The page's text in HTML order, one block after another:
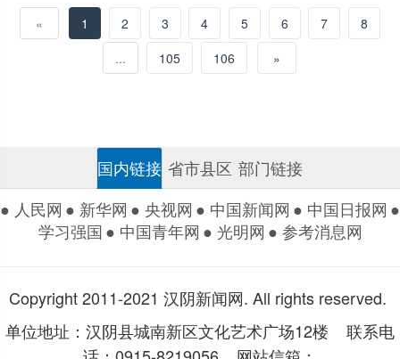
« 1 2 3 4 5 6 7
8
...
105 106 »
国内链接 省市县区 部门链接
● 人民网 ● 新华网 ● 央视网 ● 中国新闻网 ● 中国日报网 ●
学习强国● 中国青年网 ● 光明网 ● 参考消息网
Copyright 2011-2021 汉阴新闻网. All rights reserved.
单位地址：汉阴县城南新区文化艺术广场12楼 联系电